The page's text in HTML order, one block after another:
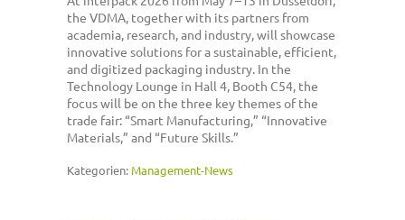
the VDMA, together with its partners from
academia, research, and industry, will showcase
innovative solutions for a sustainable, efficient,
and digitized packaging industry. In the
Technology Lounge in Hall 4, Booth C54, the
focus will be on the three key themes of the
trade fair: “Smart Manufacturing,” “Innovative
Materials,” and “Future Skills.”
Kategorien: Management-News